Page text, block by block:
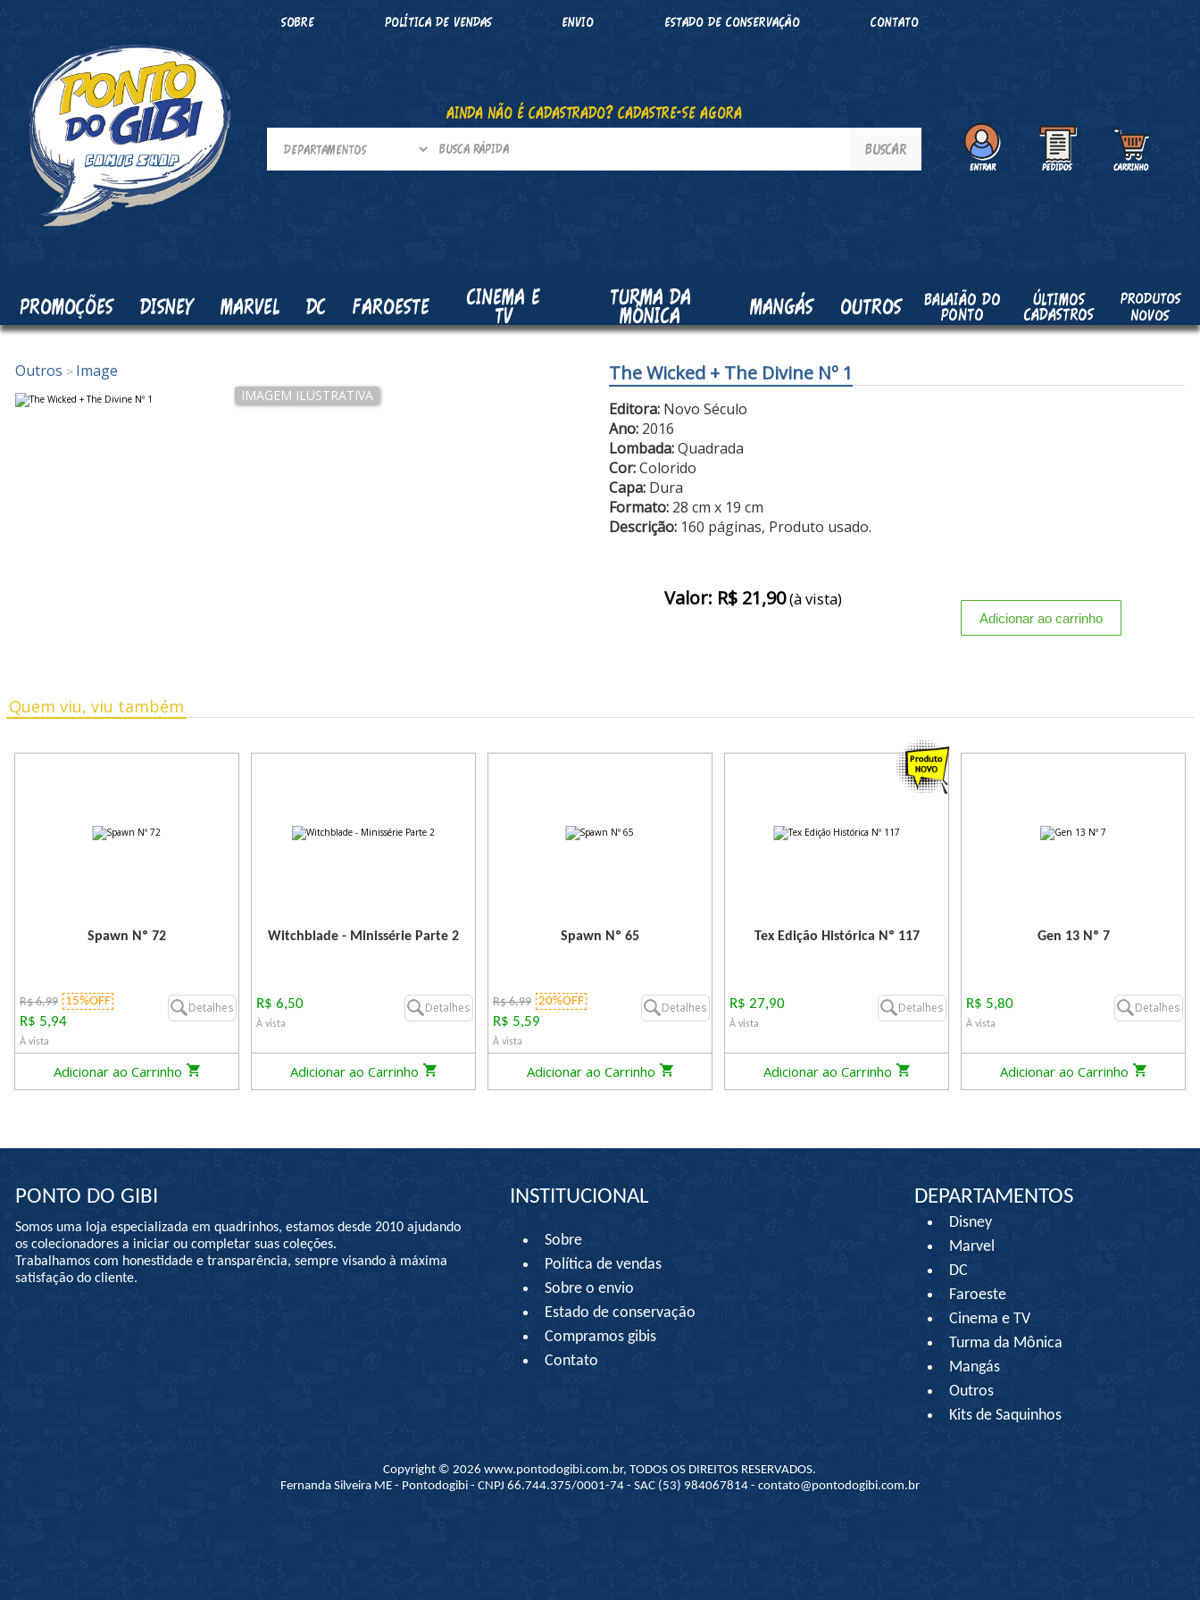
SOBRE POLÍTICA DE VENDAS ENVIO ESTADO DE CONSERVAÇÃO CONTATO
AINDA NÃO É CADASTRADO? CADASTRE-SE AGORA
PROMOÇÕES DISNEY MARVEL DC FAROESTE CINEMA E
TV
TURMA DA
MÔNICA MANGÁS OUTROS BALAIÃO DO
PONTO
ÚLTIMOS
CADASTROS
PRODUTOS
NOVOS
Outros > Image The Wicked + The Divine Nº 1
Editora:Novo Século
Ano:2016
Lombada:Quadrada
Cor:Colorido
Capa:Dura
Formato:28 cm x 19 cm
Descrição: 160 páginas, Produto usado.
Valor: R$ 21,90(à vista)
Quem viu, viu também
Spawn Nº 72
R$ 6,99 15%OFF
R$ 5,94
À vista
Detalhes
Adicionar ao Carrinho
Witchblade - Minissérie Parte 2
R$ 6,50
À vista
Detalhes
Adicionar ao Carrinho
Spawn Nº 65
R$ 6,99 20%OFF
R$ 5,59
À vista
Detalhes
Adicionar ao Carrinho
Tex Edição Histórica Nº 117
R$ 27,90
À vista
Detalhes
Adicionar ao Carrinho
Gen 13 Nº 7
R$ 5,80
À vista
Detalhes
Adicionar ao Carrinho
PONTO DO GIBI
Somos uma loja especializada em quadrinhos, estamos desde 2010 ajudando
os colecionadores a iniciar ou completar suas coleções.
Trabalhamos com honestidade e transparência, sempre visando à máxima
satisfação do cliente.
INSTITUCIONAL
Sobre
Política de vendas
Sobre o envio
Estado de conservação
Compramos gibis
Contato
DEPARTAMENTOS
Disney
Marvel
DC
Faroeste
Cinema e TV
Turma da Mônica
Mangás
Outros
Kits de Saquinhos
Copyright © 2026 www.pontodogibi.com.br, TODOS OS DIREITOS RESERVADOS.
Fernanda Silveira ME - Pontodogibi - CNPJ 66.744.375/0001-74 - SAC (53) 984067814 - contato@pontodogibi.com.br